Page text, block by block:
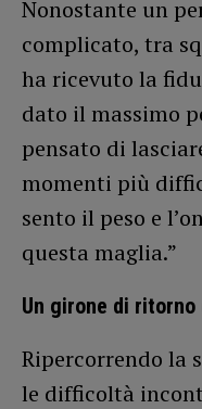
Nonostante un
complicato, tra
ha ricevuto la
dato il massimo
pensato di
momenti più
sento il peso e
questa maglia.”
Un girone di
Ripercorrendo la
le difficoltà